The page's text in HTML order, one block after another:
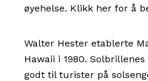
øyehelse. Klikk her for å
Walter Hester etablerte
Hawaii i 1980.
godt til turister på